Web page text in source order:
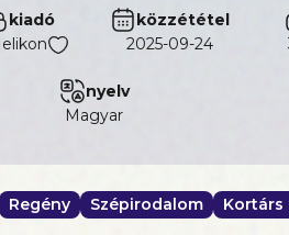
író, filmrendező, a londoni
Filmfesztiválon, a
leginnovatívabb film díját. A
mellett láttam Flórát és
bármi áron, akár magukat
kiadó
közzététel
2025-09-24
nyelv
magyar
Regény Szépirodalom Kortárs